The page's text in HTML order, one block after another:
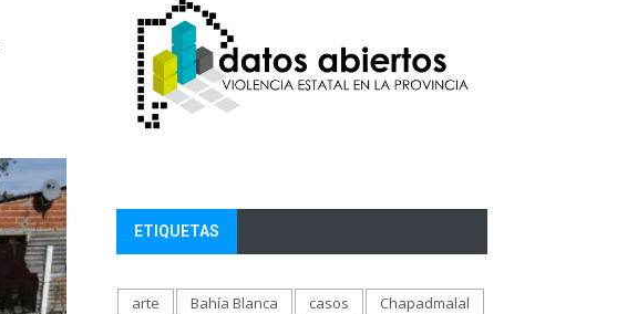
ETIQUETAS
arte Bahía Blanca casos
Chapadmalal